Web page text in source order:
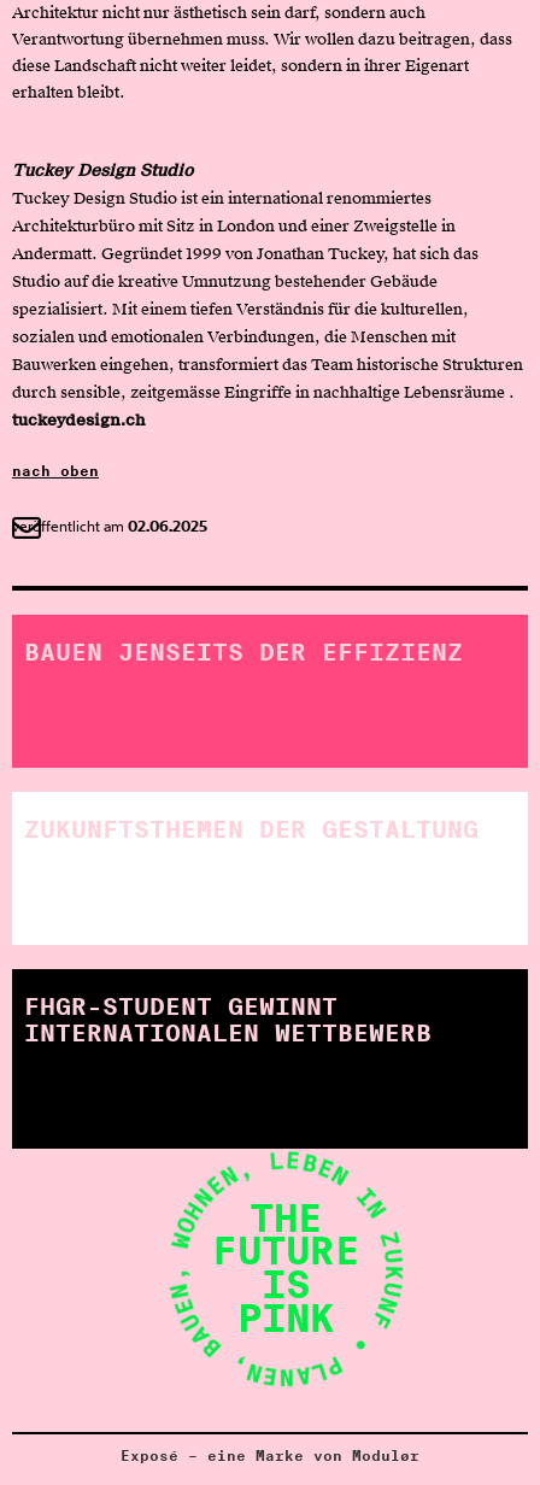
Architektur nicht nur ästhetisch sein darf, sondern auch
Verantwortung übernehmen muss. Wir wollen dazu beitragen, dass
diese Landschaft nicht weiter leidet, sondern in ihrer Eigenart
erhalten bleibt.
Tuckey Design Studio
​Tuckey Design Studio ist ein international renommiertes
Architekturbüro mit Sitz in London und einer Zweigstelle in
Andermatt. Gegründet 1999 von Jonathan Tuckey, hat sich das
Studio auf die kreative Umnutzung bestehender Gebäude
spezialisiert. Mit einem tiefen Verständnis für die kulturellen,
sozialen und emotionalen Verbindungen, die Menschen mit
Bauwerken eingehen, transformiert das Team historische Strukturen
durch sensible, zeitgemässe Eingriffe in nachhaltige Lebensräume .
tuckeydesign.ch
nach oben
veröffentlicht am 02.06.2025
BAUEN JENSEITS DER EFFIZIENZ
ZUKUNFTSTHEMEN DER GESTALTUNG
FHGR-STUDENT GEWINNT
INTERNATIONALEN WETTBEWERB
• PLANEN, BAUEN, WOHNEN, LEBEN IN ZUKUNFT
THE
FUTURE
IS
PINK
Exposé – eine Marke von Modulør